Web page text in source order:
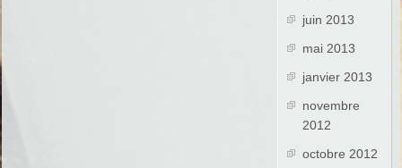
juin 2013
mai 2013
janvier 2013
novembre
2012
octobre 2012